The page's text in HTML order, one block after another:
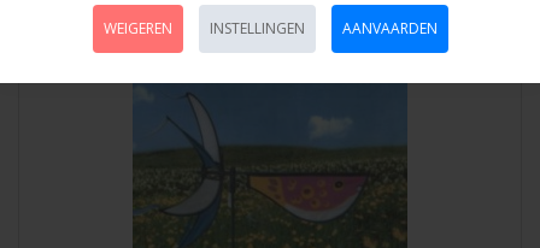
WEIGEREN INSTELLINGEN AANVAARDEN